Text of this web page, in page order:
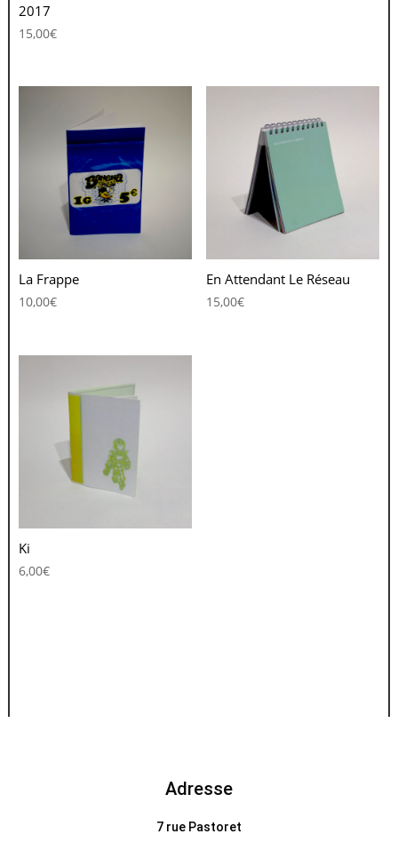
2017
15,00€
La Frappe
10,00€
En Attendant Le Réseau
15,00€
Ki
6,00€
Adresse
7 rue Pastoret